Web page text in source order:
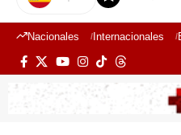
Nacionales Internacionales